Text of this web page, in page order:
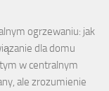
ogrzewaniu: jak
dla domu
w centralnym
ale zrozumienie